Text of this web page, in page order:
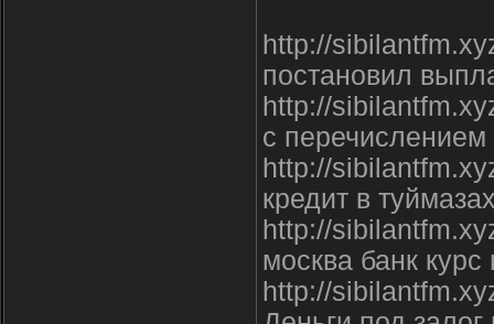
http://
постановил
http://
с перечислением
http://
кредит в
http://
москва банк курс
http://